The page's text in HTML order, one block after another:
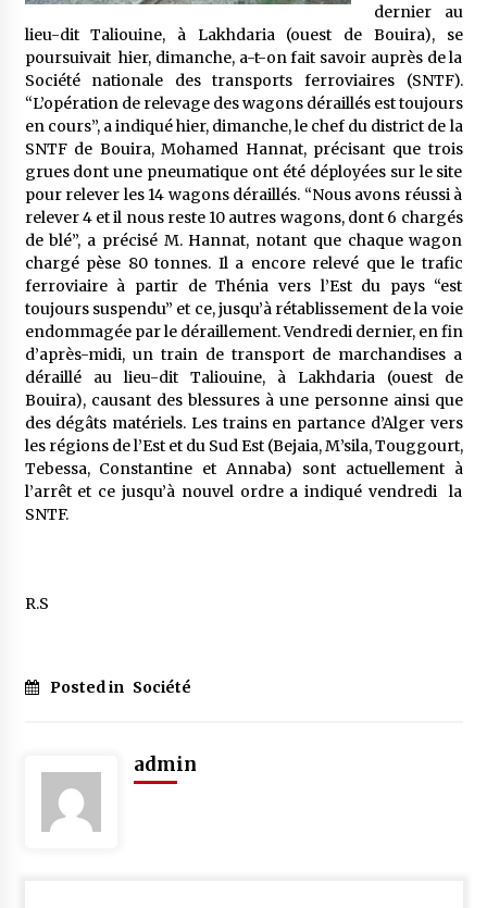
Le monstrueux vieillard (Un récit du Sud
algérien)
5 ans ago
Rencontre nocturne dans le désert (Un conte
touareg)
5 ans ago
Un conte targui/ Quand la tête est vide
5 ans ago
Tradition orale/ D’où viennent les contes et à
5 ans ago
dernier au
lieu-dit Taliouine, à Lakhdaria (ouest de Bouira), se
poursuivait hier, dimanche, a-t-on fait savoir auprès de la
Société nationale des transports ferroviaires (SNTF).
“L’opération de relevage des wagons déraillés est toujours
en cours”, a indiqué hier, dimanche, le chef du district de la
SNTF de Bouira, Mohamed Hannat, précisant que trois
grues dont une pneumatique ont été déployées sur le site
pour relever les 14 wagons déraillés. “Nous avons réussi à
relever 4 et il nous reste 10 autres wagons, dont 6 chargés
de blé”, a précisé M. Hannat, notant que chaque wagon
chargé pèse 80 tonnes. Il a encore relevé que le trafic
ferroviaire à partir de Thénia vers l’Est du pays “est
toujours suspendu” et ce, jusqu’à rétablissement de la voie
endommagée par le déraillement. Vendredi dernier, en fin
d’après-midi, un train de transport de marchandises a
déraillé au lieu-dit Taliouine, à Lakhdaria (ouest de
Bouira), causant des blessures à une personne ainsi que
des dégâts matériels. Les trains en partance d’Alger vers
les régions de l’Est et du Sud Est (Bejaia, M’sila, Touggourt,
Tebessa, Constantine et Annaba) sont actuellement à
l’arrêt et ce jusqu’à nouvel ordre a indiqué vendredi la
SNTF.
R.S
Posted in Société
admin